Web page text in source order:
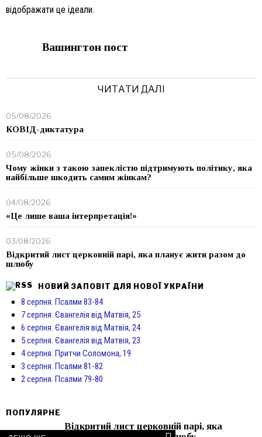
відображати це ідеали.
Вашингтон пост
ЧИТАТИ ДАЛІ
05/08/2026
КОВІД-диктатура
05/08/2026
Чому жінки з такою запеклістю підтримують політику, яка
найбільше шкодить самим жінкам?
04/08/2026
«Це лише ваша інтерпретація!»
03/08/2026
Відкритий лист церковній парі, яка планує жити разом до
шлюбу
НОВИЙ ЗАПОВІТ ДЛЯ НОВОЇ УКРАЇНИ
8 серпня. Псалми 83-84
7 серпня. Євангелія від Матвія, 25
6 серпня. Євангелія від Матвія, 24
5 серпня. Євангелія від Матвія, 23
4 серпня. Притчи Соломона, 19
3 серпня. Псалми 81-82
2 серпня. Псалми 79-80
ПОПУЛЯРНЕ
Відкритий лист церковній парі, яка